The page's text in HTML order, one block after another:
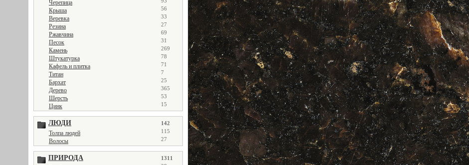
Черепица
Крыша 56
Веревка 33
Резина 27
Ржавчина 69
Песок 31
Камень 269
Штукатурка 78
Кафель и плитка 71
Титан 7
Бархат 25
Дерево 365
Шерсть 53
Цинк 15
ЛЮДИ 142
Толпа людей 115
Волосы 27
ПРИРОДА 1311